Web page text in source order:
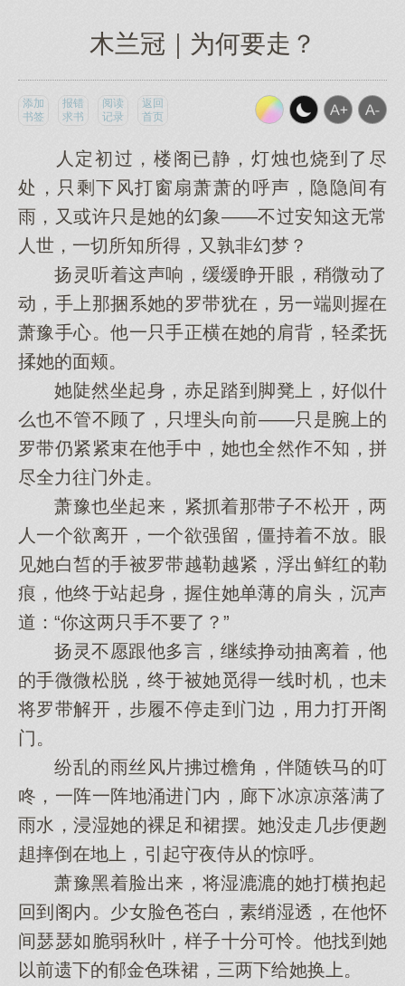
木兰冠｜为何要走？
添加
书签
报错
求书
阅读
记录
返回
首页
人定初过，楼阁已静，灯烛也烧到了尽
处，只剩下风打窗扇萧萧的呼声，隐隐间有
雨，又或许只是她的幻象——不过安知这无常
人世，一切所知所得，又孰非幻梦？
扬灵听着这声响，缓缓睁开眼，稍微动了
动，手上那捆系她的罗带犹在，另一端则握在
萧豫手心。他一只手正横在她的肩背，轻柔抚
揉她的面颊。
她陡然坐起身，赤足踏到脚凳上，好似什
么也不管不顾了，只埋头向前——只是腕上的
罗带仍紧紧束在他手中，她也全然作不知，拼
尽全力往门外走。
萧豫也坐起来，紧抓着那带子不松开，两
人一个欲离开，一个欲强留，僵持着不放。眼
见她白皙的手被罗带越勒越紧，浮出鲜红的勒
痕，他终于站起身，握住她单薄的肩头，沉声
道：“你这两只手不要了？”
扬灵不愿跟他多言，继续挣动抽离着，他
的手微微松脱，终于被她觅得一线时机，也未
将罗带解开，步履不停走到门边，用力打开阁
门。
纷乱的雨丝风片拂过檐角，伴随铁马的叮
咚，一阵一阵地涌进门内，廊下冰凉凉落满了
雨水，浸湿她的裸足和裙摆。她没走几步便趔
趄摔倒在地上，引起守夜侍从的惊呼。
萧豫黑着脸出来，将湿漉漉的她打横抱起
回到阁内。少女脸色苍白，素绡湿透，在他怀
间瑟瑟如脆弱秋叶，样子十分可怜。他找到她
以前遗下的郁金色珠裙，三两下给她换上。